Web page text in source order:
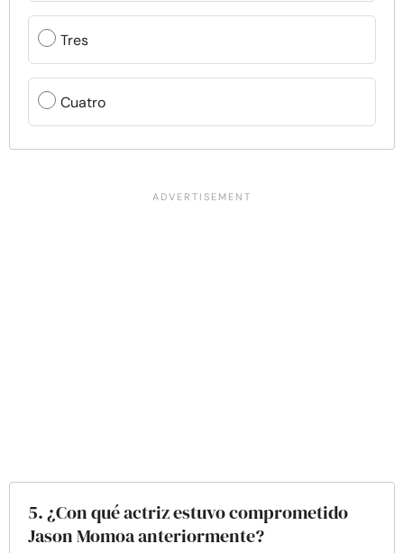
Tres
Cuatro
5. ¿Con qué actriz estuvo comprometido
Jason Momoa anteriormente?